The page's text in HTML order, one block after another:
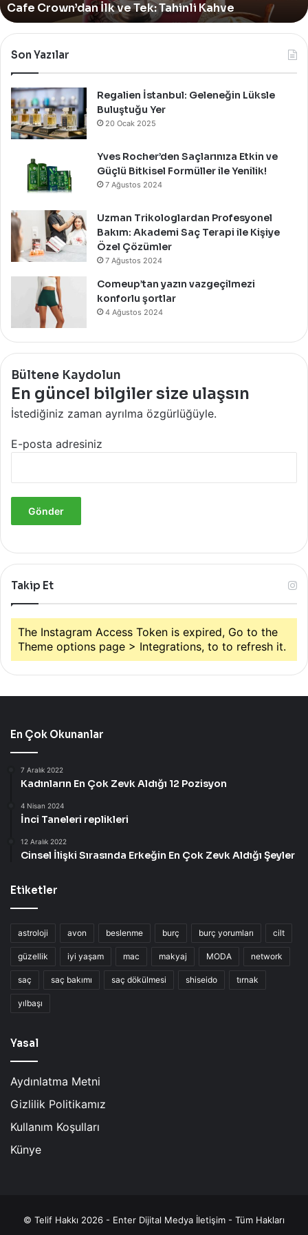
Up
Mağazasını
Özel
Bir
Kutladı!
Kutladı!
Son Yazılar
Regalien İstanbul: Geleneğin Lüksle
Buluştuğu Yer
20 Ocak 2025
Yves Rocher’den Saçlarınıza Etkin ve
Güçlü Bitkisel Formüller ile Yenilik!
7 Ağustos 2024
Uzman Trikologlardan Profesyonel
Bakım: Akademi Saç Terapi ile Kişiye
Özel Çözümler
7 Ağustos 2024
Comeup’tan yazın vazgeçilmezi
konforlu şortlar
4 Ağustos 2024
Bültene Kaydolun
En güncel bilgiler size ulaşsın
İstediğiniz zaman ayrılma özgürlüğüyle.
E-posta adresiniz
Takip Et
The Instagram Access Token is expired, Go to the
Theme options page > Integrations, to to refresh it.
En Çok Okunanlar
7 Aralık 2022
Kadınların En Çok Zevk Aldığı 12 Pozisyon
4 Nisan 2024
İnci Taneleri replikleri
12 Aralık 2022
Cinsel İlişki Sırasında Erkeğin En Çok Zevk Aldığı Şeyler
Etiketler
astroloji avon beslenme burç burç yorumları cilt
güzellik iyi yaşam mac makyaj MODA network
saç saç bakımı saç dökülmesi shiseido tırnak
yılbaşı
Yasal
Aydınlatma Metni
Gizlilik Politikamız
Kullanım Koşulları
Künye
© Telif Hakkı 2026 - Enter Dijital Medya İletişim - Tüm Hakları